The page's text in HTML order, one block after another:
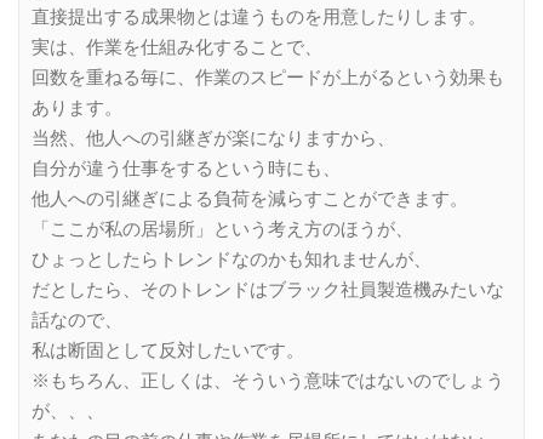
直接提出する成果物とは違うものを用意したりします。
実は、作業を仕組み化することで、
回数を重ねる毎に、作業のスピードが上がるという効果も
あります。
当然、他人への引継ぎが楽になりますから、
自分が違う仕事をするという時にも、
他人への引継ぎによる負荷を減らすことができます。
「ここが私の居場所」という考え方のほうが、
ひょっとしたらトレンドなのかも知れませんが、
だとしたら、そのトレンドはブラック社員製造機みたいな
話なので、
私は断固として反対したいです。
※もちろん、正しくは、そういう意味ではないのでしょう
が、、、